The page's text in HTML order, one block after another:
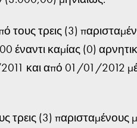
τρεις (3)
έναντι καμίας (0)
και από 01/01/2012
(3) παρισταμένους